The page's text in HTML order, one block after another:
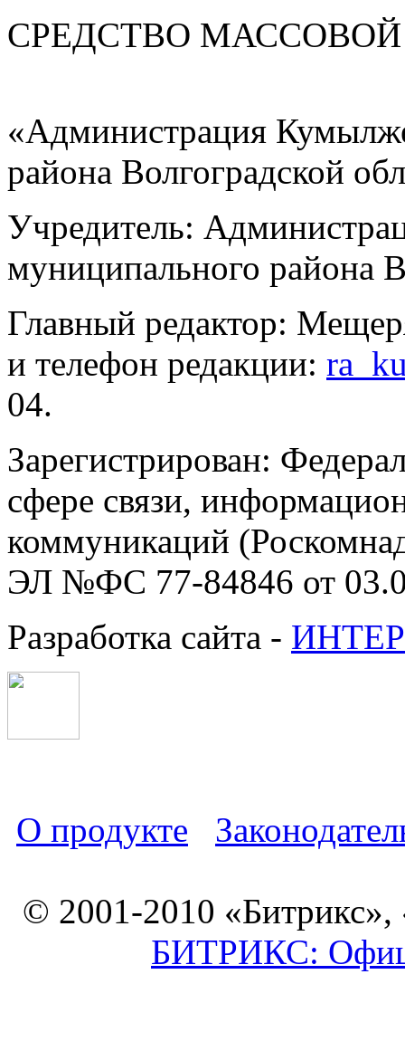
СРЕДСТВО
«Администрация
района Волгоградской
Учредитель:
муниципального района
Главный редактор:
и телефон редакции:
04.
Зарегистрирован:
сфере связи,
коммуникаций
ЭЛ №ФС 77-84846 от
Разработка сайта -
О продукте
© 2001-2010 «Битрикс»,
БИТРИКС: